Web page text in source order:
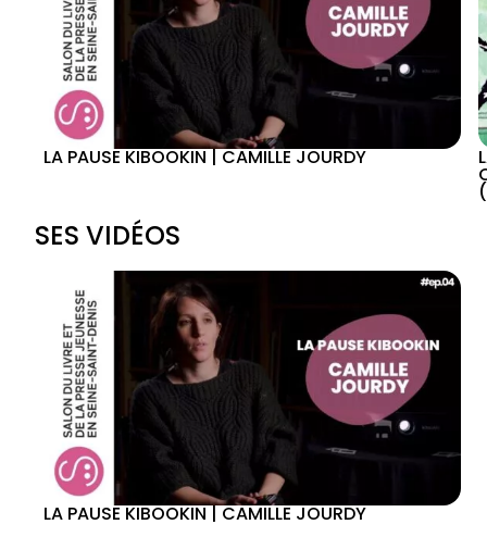
LA PAUSE KIBOOKIN | CAMILLE JOURDY
SES VIDÉOS
LA PAUSE KIBOOKIN | CAMILLE JOURDY